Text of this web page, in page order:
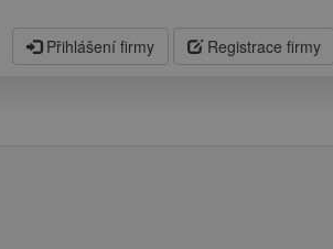
Přihlášení firmy Registrace firmy